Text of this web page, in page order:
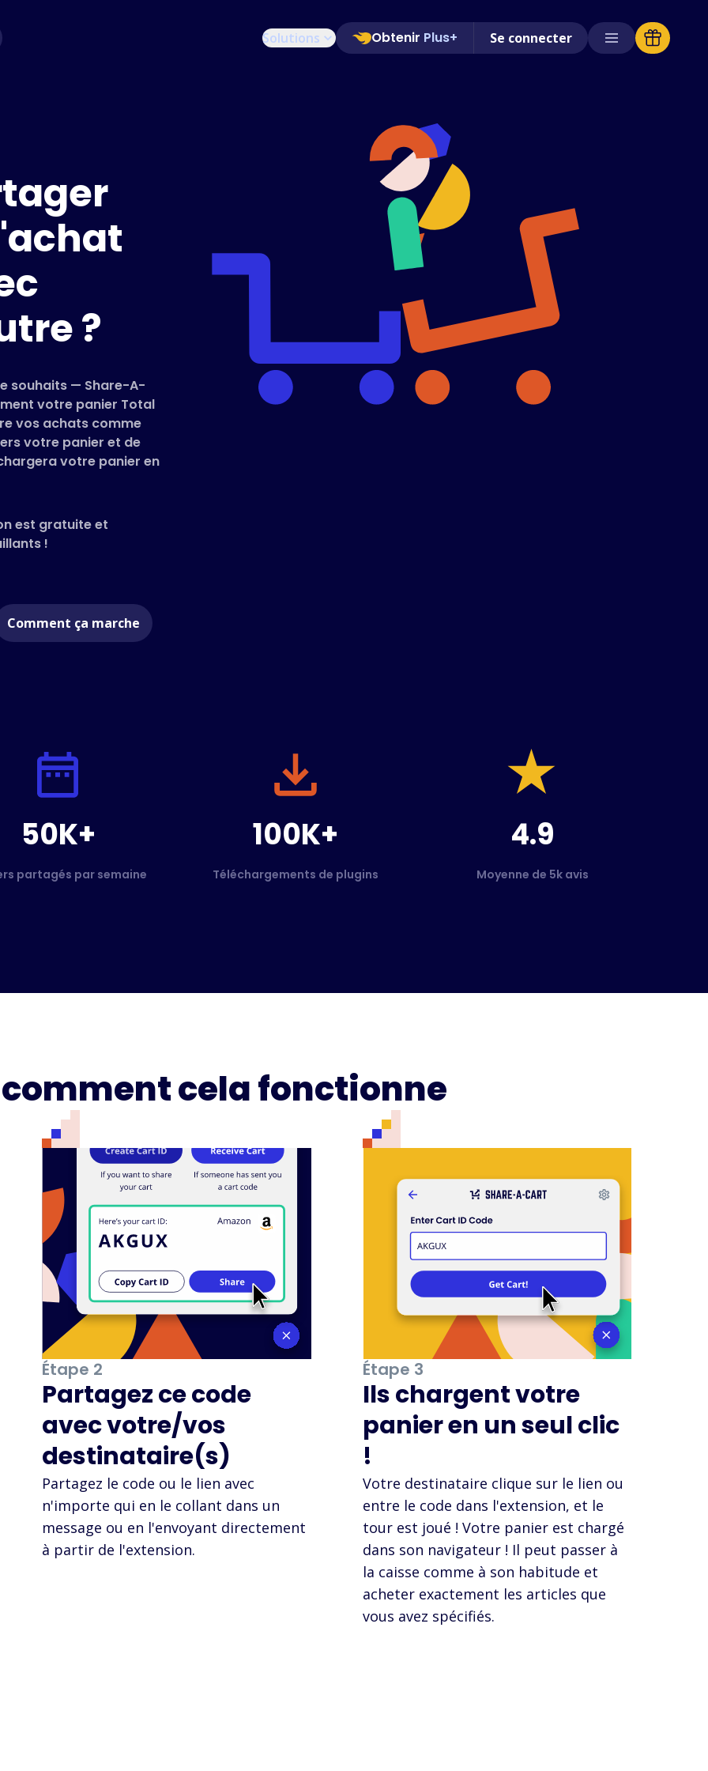
Solutions Obtenir Plus+ Se connecter
Français (French)
?
souhaits — Share-A-
votre panier Total
vos achats comme
votre panier et de
votre panier en
est gratuite et
!
Comment ça marche
50K+
partagés par semaine
100K+
Téléchargements de plugins
4.9
Moyenne de 5k avis
cela fonctionne
Étape 2
Partagez ce code
avec votre/vos
destinataire(s)
Partagez le code ou le lien avec
n'importe qui en le collant dans un
message ou en l'envoyant directement
à partir de l'extension.
Étape 3
Ils chargent votre
panier en un seul clic
!
Votre destinataire clique sur le lien ou
entre le code dans l'extension, et le
tour est joué ! Votre panier est chargé
dans son navigateur ! Il peut passer à
la caisse comme à son habitude et
acheter exactement les articles que
vous avez spécifiés.